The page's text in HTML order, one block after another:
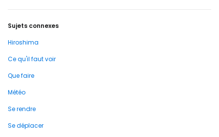
Sujets connexes
Hiroshima
Ce qu'il faut voir
Que faire
Météo
Se rendre
Se déplacer